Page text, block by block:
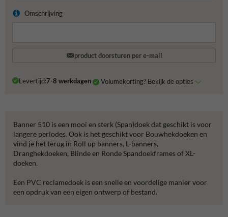
Omschrijving
product doorsturen per e-mail
Levertijd:7-8 werkdagen Volumekorting? Bekijk de opties
Banner 510 is een mooi en sterk (Span)doek dat geschikt is voor
langere periodes. Ook is het geschikt voor Bouwhekdoeken en
vind je het terug in Roll up banners, L-banners,
Dranghekdoeken, Blinde en Ronde Spandoekframes of XL-
doeken.
Een PVC reclamedoek is een snelle en voordelige manier voor
een opdruk van een eigen ontwerp of bestand.